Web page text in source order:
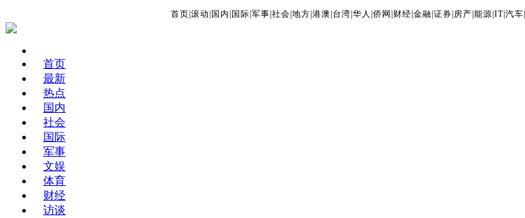
首页 滚动 国内 国际 军事 社会 地方 港澳 台湾 华人 侨网 财经 金融 证券 房产 能源 IT| 汽车
首页
最新
热点
国内
社会
国际
军事
文娱
体育
财经
访谈